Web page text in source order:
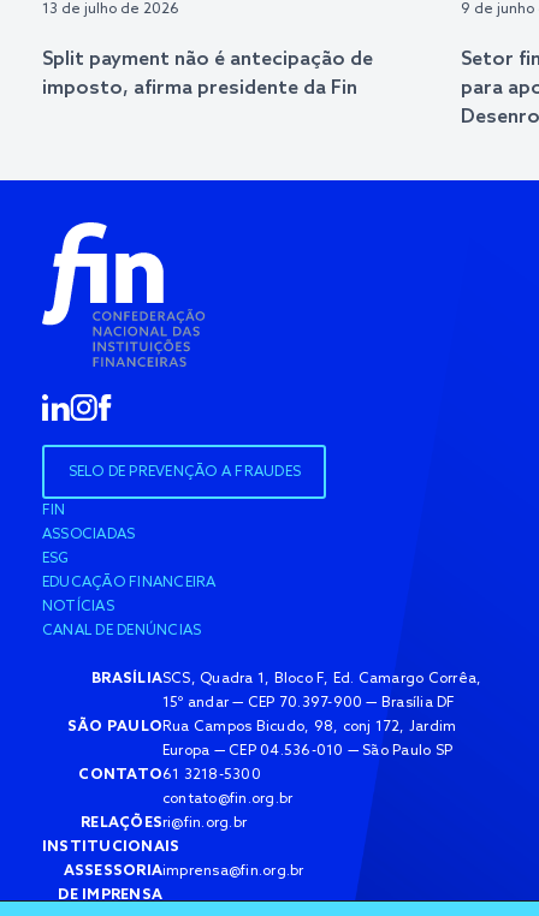
13 de julho de 2026
Split payment não é antecipação de
imposto, afirma presidente da Fin
9 de
Setor
para
SELO DE PREVENÇÃO A FRAUDES
FIN
ASSOCIADAS
ESG
EDUCAÇÃO FINANCEIRA
NOTÍCIAS
CANAL DE DENÚNCIAS
BRASÍLIASCS, Quadra 1, Bloco F, Ed. Camargo Corrêa,
15º andar — CEP 70.397-900 — Brasília DF
SÃO PAULO Rua Campos Bicudo, 98, conj 172, Jardim
Europa — CEP 04.536-010 — São Paulo SP
CONTATO61 3218-5300
contato@fin.org.br
RELAÇÕES
INSTITUCIONAIS
ri@fin.org.br
ASSESSORIA
DE IMPRENSA
imprensa@fin.org.br